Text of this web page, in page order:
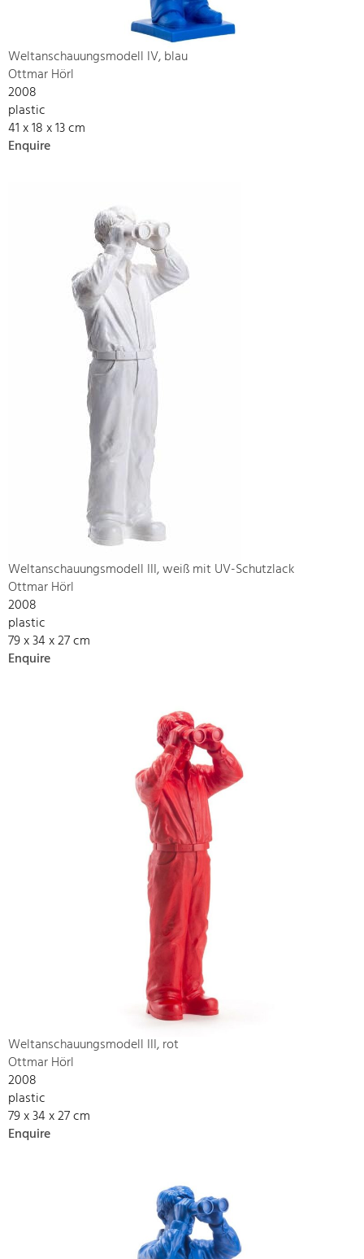
Weltanschauungsmodell IV, blau
Ottmar Hörl
2008
plastic
41 x 18 x 13 cm
Enquire
Weltanschauungsmodell III, weiß mit UV-Schutzlack
Ottmar Hörl
2008
plastic
79 x 34 x 27 cm
Enquire
Weltanschauungsmodell III, rot
Ottmar Hörl
2008
plastic
79 x 34 x 27 cm
Enquire